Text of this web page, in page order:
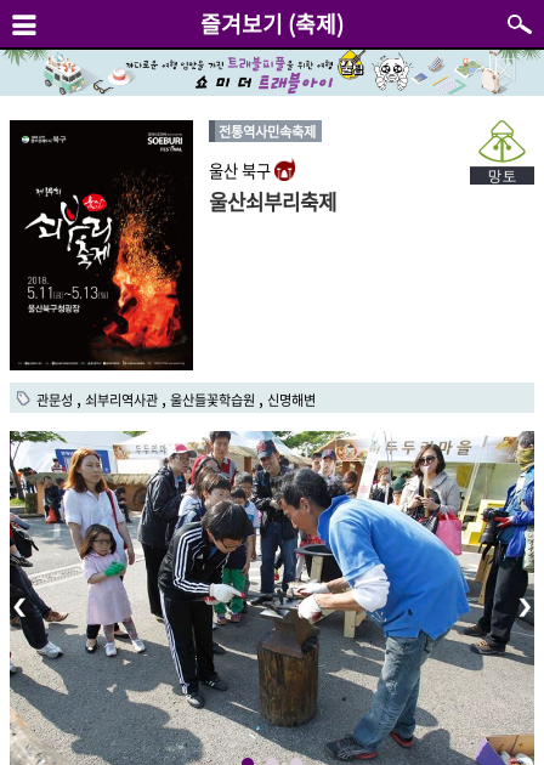
즐겨보기 (축제)
전통역사민속축제
울산 북구
울산쇠부리축제
관문성 , 쇠부리역사관 , 울산들꽃학습원 , 신명해변